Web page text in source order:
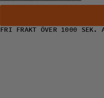
FRI FRAKT ÖVER 1000 SEK.